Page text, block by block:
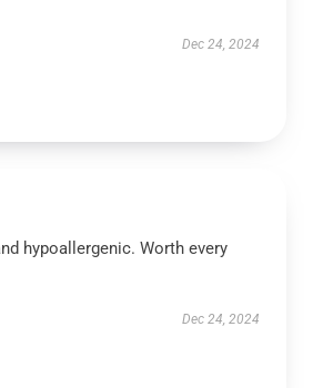
Dec 24, 2024
hypoallergenic. Worth every
Dec 24, 2024